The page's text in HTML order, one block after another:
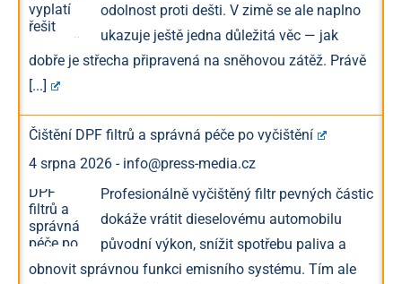
odolnost proti dešti. V zimě se ale naplno
ukazuje ještě jedna důležitá věc — jak
dobře je střecha připravená na sněhovou zátěž. Právě
[...]
Čištění DPF filtrů a správná péče po vyčištění
4 srpna 2026 - info@press-media.cz
Profesionálně vyčištěný filtr pevných částic
dokáže vrátit dieselovému automobilu
původní výkon, snížit spotřebu paliva a
obnovit správnou funkci emisního systému. Tím ale